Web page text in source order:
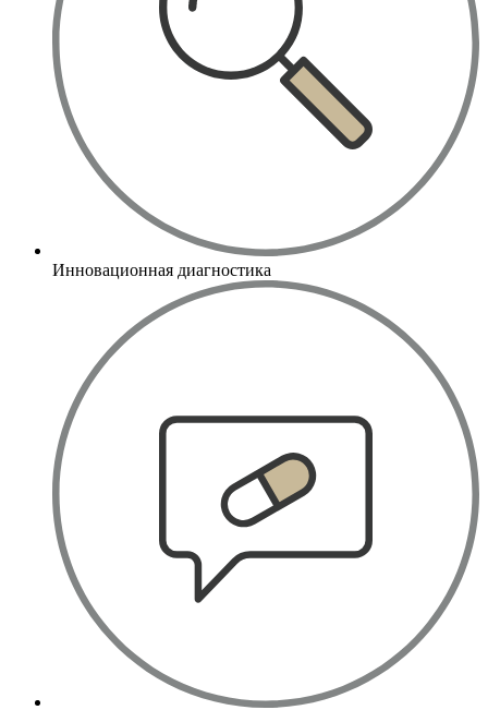
Инновационная диагностика